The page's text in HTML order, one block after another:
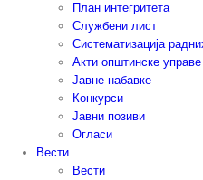
План интегритета
Службени лист
Систематизација
Акти општинске управе
Јавне набавке
Конкурси
Јавни позиви
Огласи
Вести
Вести